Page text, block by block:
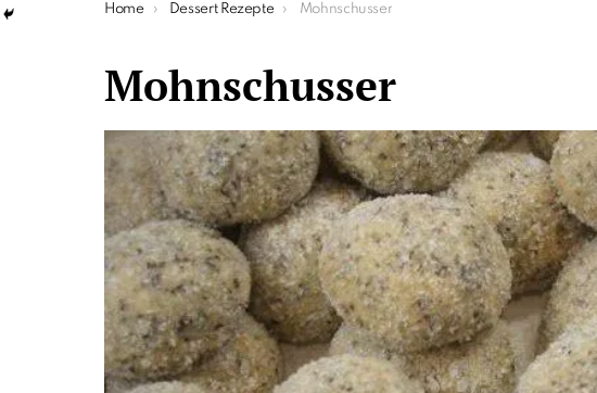
You are here:
Home Dessert Rezepte Mohnschusser
Mohnschusser